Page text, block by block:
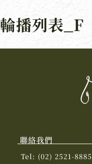
輪播列表_F
聯絡我們
Tel: (02) 2521-8885